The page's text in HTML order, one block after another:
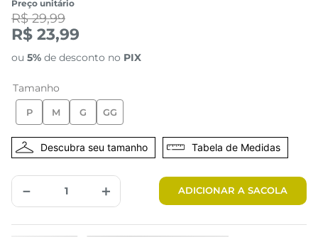
Preço unitário
R$ 29,99
R$ 23,99
ou 5% de desconto no PIX
Tamanho
P M G GG
Tabela de Medidas
＋
－ ADICIONAR A SACOLA